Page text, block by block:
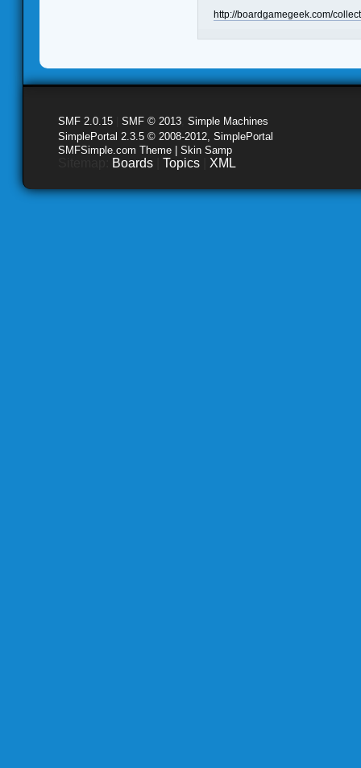
http://boardgamegeek.com/
SMF 2.0.15 SMF © 2013 Simple Machines
SimplePortal 2.3.5 © 2008-2012, SimplePortal
SMFSimple.com Theme | Skin Samp
Boards Topics XML